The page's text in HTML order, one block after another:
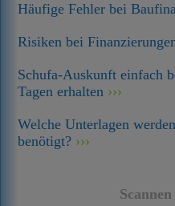
Häufige Fehler bei
Risiken bei
Schufa-Auskunft einfach
Tagen erhalten
Welche Unterlagen
benötigt?